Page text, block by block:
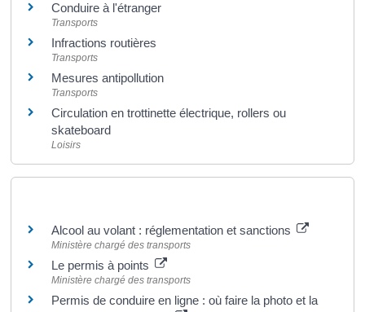
Conduire à l'étranger
Transports
Infractions routières
Transports
Mesures antipollution
Transports
Circulation en trottinette électrique, rollers ou
skateboard
Loisirs
Alcool au volant : réglementation et sanctions
Ministère chargé des transports
Le permis à points
Ministère chargé des transports
Permis de conduire en ligne : où faire la photo et la